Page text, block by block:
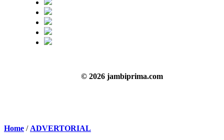
© 2026 jambiprima.com
Home / ADVERTORIAL